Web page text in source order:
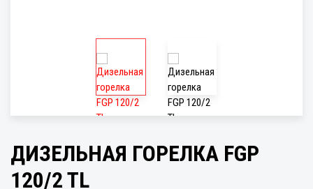
ДИЗЕЛЬНАЯ ГОРЕЛКА FGP
120/2 TL